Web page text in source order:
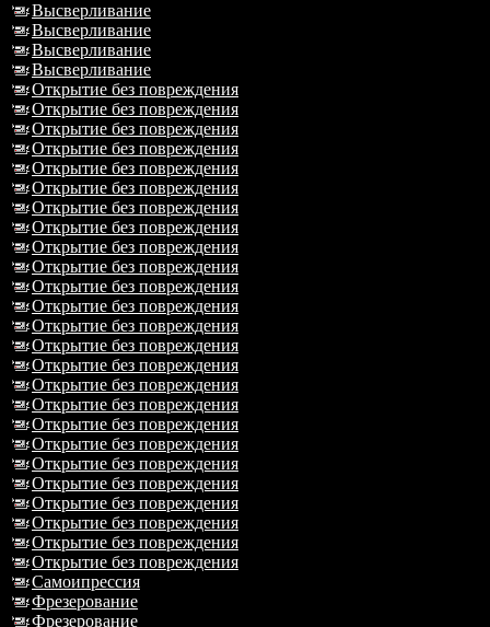
Высверливание
Высверливание
Высверливание
Высверливание
Открытие без повреждения
Открытие без повреждения
Открытие без повреждения
Открытие без повреждения
Открытие без повреждения
Открытие без повреждения
Открытие без повреждения
Открытие без повреждения
Открытие без повреждения
Открытие без повреждения
Открытие без повреждения
Открытие без повреждения
Открытие без повреждения
Открытие без повреждения
Открытие без повреждения
Открытие без повреждения
Открытие без повреждения
Открытие без повреждения
Открытие без повреждения
Открытие без повреждения
Открытие без повреждения
Открытие без повреждения
Открытие без повреждения
Открытие без повреждения
Открытие без повреждения
Самоипрессия
Фрезерование
Фрезерование